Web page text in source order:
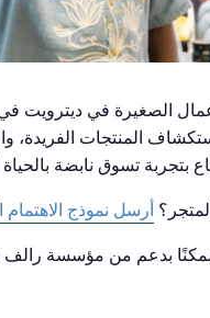
المنتجات
بتجربة تسوق نابضة
أرسل نموذج الاهتمام